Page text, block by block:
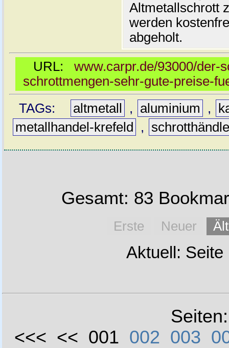
Altmetallschrott
werden
abgeholt.
URL: www.carpr.de/93000/der-
schrottmengen-sehr-gute-preise-
TAGs:
altmetall , aluminium ,
metallhandel-krefeld
,
Gesamt: 83
Erste Neuer
Aktuell: Seite
<<< << 001 002 003